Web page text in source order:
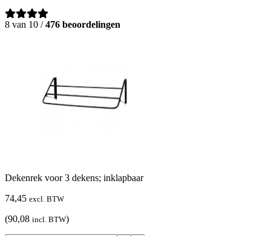
8 van 10 /476 beoordelingen
Dekenrek voor 3 dekens; inklapbaar
74,45 excl. BTW
(90,08 incl. BTW)